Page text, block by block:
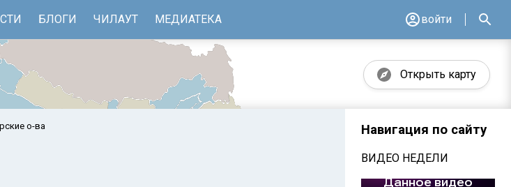
БЛОГИ ЧИЛАУТ МЕДИАТЕКА войти
Открыть карту
о-ва Навигация по сайту
ВИДЕО НЕДЕЛИ